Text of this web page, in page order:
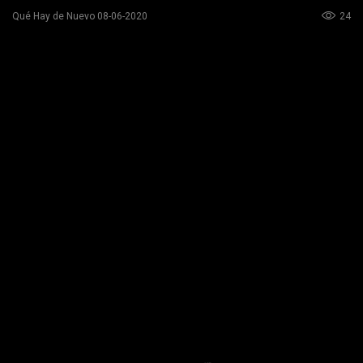
Qué Hay de Nuevo 08-06-2020 24